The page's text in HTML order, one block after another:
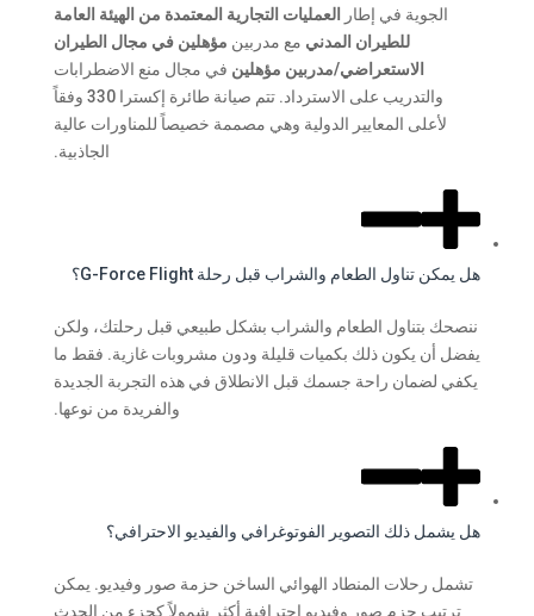
الجوية في إطار
العمليات التجارية المعتمدة من الهيئة العامة
للطيران المدني مع مدربين مؤهلين في مجال الطيران
الاستعراضي/مدربين مؤهلين في مجال منع الاضطرابات
والتدريب على الاسترداد. تتم صيانة طائرة إكسترا 330 وفقاً
لأعلى المعايير الدولية وهي مصممة خصيصاً للمناورات عالية
الجاذبية.
هل يمكن تناول الطعام والشراب قبل رحلة G-Force Flight؟
ننصحك بتناول الطعام والشراب بشكل طبيعي قبل رحلتك، ولكن
يفضل أن يكون ذلك بكميات قليلة ودون مشروبات غازية. فقط ما
يكفي لضمان راحة جسمك قبل الانطلاق في هذه التجربة الجديدة
والفريدة من نوعها.
هل يشمل ذلك التصوير الفوتوغرافي والفيديو الاحترافي؟
تشمل رحلات المنطاد الهوائي الساخن حزمة صور وفيديو. يمكن
ترتيب حزم صور وفيديو احترافية أكثر شمولاً كجزء من الحدث